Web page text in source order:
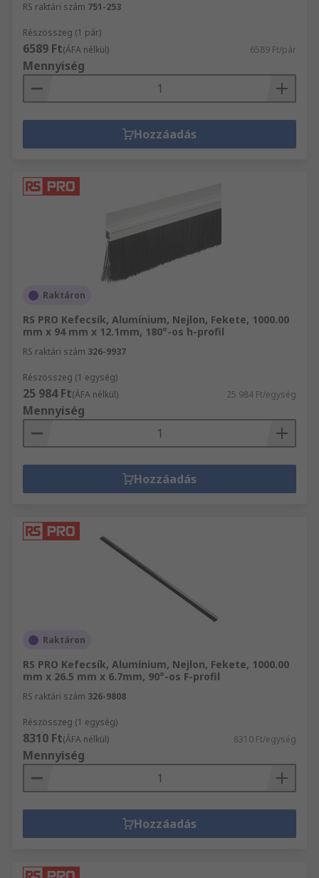
RS raktári szám 751-253
Részösszeg (1 pár)
6589 Ft(ÁFA nélkül) 6589 Ft/pár
Mennyiség
Hozzáadás
Raktáron
RS PRO Kefecsík, Alumínium, Nejlon, Fekete, 1000.00
mm x 94 mm x 12.1mm, 180°-os h-profil
RS raktári szám 326-9937
Részösszeg (1 egység)
25 984 Ft(ÁFA nélkül) 25 984 Ft/egység
Mennyiség
Hozzáadás
Raktáron
RS PRO Kefecsík, Alumínium, Nejlon, Fekete, 1000.00
mm x 26.5 mm x 6.7mm, 90°-os F-profil
RS raktári szám 326-9808
Részösszeg (1 egység)
8310 Ft(ÁFA nélkül) 8310 Ft/egység
Mennyiség
Hozzáadás